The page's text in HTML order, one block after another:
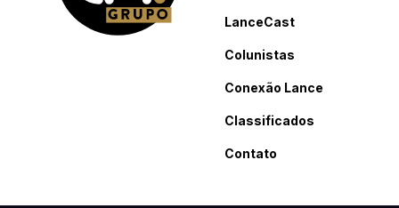
LanceCast
Colunistas
Conexão Lance
Classificados
Contato